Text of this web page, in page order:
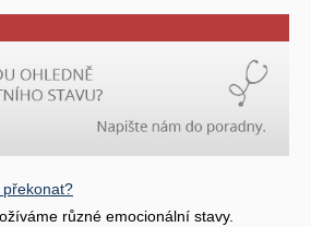
překonat?
různé emocionální stavy.